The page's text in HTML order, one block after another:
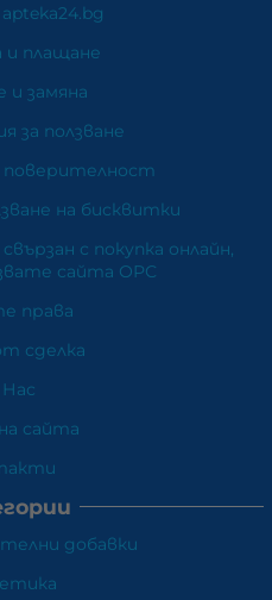
и плащане
и замяна
за ползване
на бисквитки
с покупка онлайн,
сайта ОРС
права
сделка
Нас
сайта
добавки